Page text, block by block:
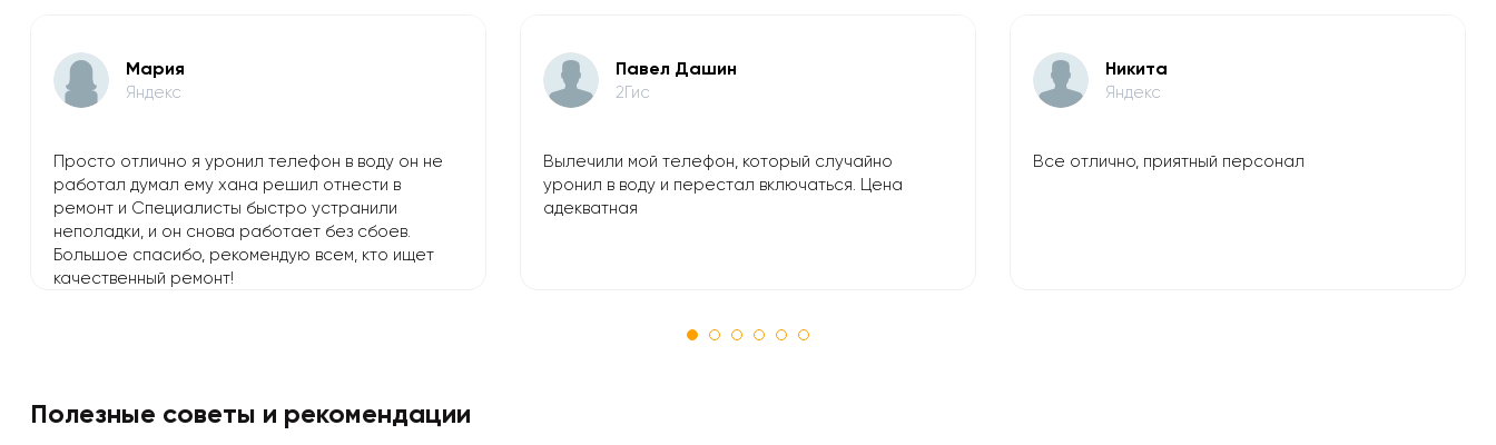
Мария
Яндекс
Просто отлично я уронил телефон в воду он не
работал думал ему хана решил отнести в
ремонт и Специалисты быстро устранили
неполадки, и он снова работает без сбоев.
Большое спасибо, рекомендую всем, кто ищет
качественный ремонт!
​Павел Дашин
2Гис
Вылечили мой телефон, который случайно
уронил в воду и перестал включаться. Цена
адекватная
Никита
Яндекс
Все отлично, приятный персонал
Полезные советы и рекомендации